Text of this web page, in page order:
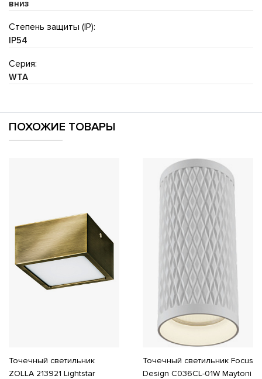
вниз
Степень защиты (IP):
IP54
Серия:
WTA
ПОХОЖИЕ ТОВАРЫ
Точечный светильник
ZOLLA 213921 Lightstar
Точечный светильник Focus
Design C036CL-01W Maytoni